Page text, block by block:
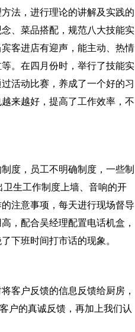
法，进行理论的讲解及实践的
、菜品搭配，规范八大技能实
客进店有迎声，能主动、热情
。在四月份时，举行了技能实
活动比赛，养成了一个好的习
来越好，提高了工作效率，不
度，员工不明确制度，一些制
生工作制度上墙、音响的开
注意事项，每天进行现场督导
，配合吴经理配置电话机盒，
下班时间打市话的现象。
客户反馈的信息反馈给厨房，
户的真诚反馈，再加上我们认